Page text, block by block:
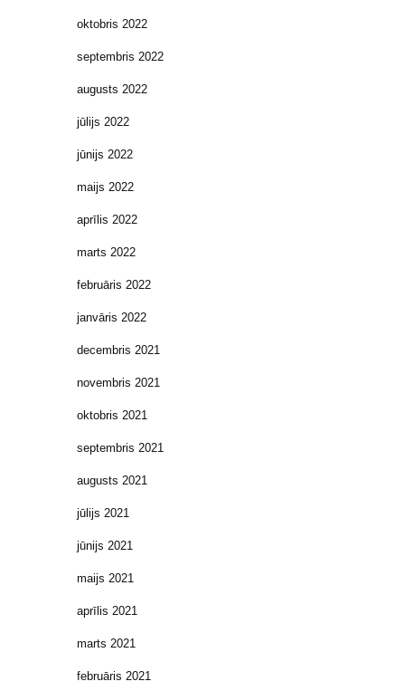
oktobris 2022
septembris 2022
augusts 2022
jūlijs 2022
jūnijs 2022
maijs 2022
aprīlis 2022
marts 2022
februāris 2022
janvāris 2022
decembris 2021
novembris 2021
oktobris 2021
septembris 2021
augusts 2021
jūlijs 2021
jūnijs 2021
maijs 2021
aprīlis 2021
marts 2021
februāris 2021